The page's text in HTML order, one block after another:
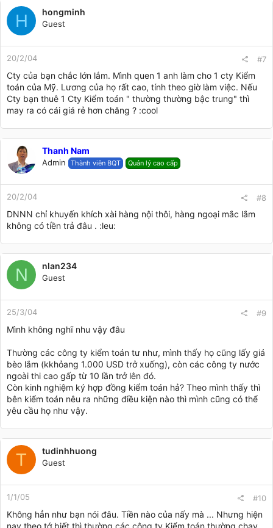
H hongminh
Guest
20/2/04 #7
Cty của bạn chắc lớn lắm. Mình quen 1 anh làm cho 1 cty Kiểm
toán của Mỹ. Lương của họ rất cao, tính theo giờ làm việc. Nếu
Cty bạn thuê 1 Cty Kiểm toán " thường thường bậc trung" thì
may ra có cái giá rẻ hơn chăng ? :cool
Thanh Nam
Admin Thành viên BQT Quản lý cao cấp
20/2/04 #8
DNNN chỉ khuyến khích xài hàng nội thôi, hàng ngoại mắc lắm
không có tiền trả đâu . :leu:
N nlan234
Guest
25/3/04 #9
Mình không nghĩ nhu vậy đâu
Thường các công ty kiểm toán tư như, mình thấy họ cũng lấy giá
bèo lắm (kkhỏang 1.000 USD trở xuống), còn các công ty nước
ngoài thi cao gấp từ 10 lần trở lên đó.
Còn kinh nghiệm ký hợp đồng kiểm toán hả? Theo mình thấy thì
bên kiểm toán nêu ra những điều kiện nào thì mình cũng có thể
yêu cầu họ như vậy.
T tudinhhuong
Guest
1/1/05 #10
Không hẳn như bạn nói đâu. Tiền nào của nấy mà ... Nhưng hiện
nay theo tớ biết thì thường các công ty Kiểm toán thường chạy